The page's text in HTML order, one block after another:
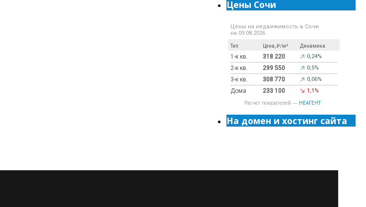
Цены Сочи
Цены на недвижимость в Сочи
на 09.08.2026
Тип Цена, ₽/м² Динамика
1-к кв. 318 220 0,24%
2-к кв. 299 550 0,5%
3-к кв. 308 770 0,06%
Дома 233 100 1,1%
Расчет показателей — НЕАГЕНТ
На домен и хостинг сайта